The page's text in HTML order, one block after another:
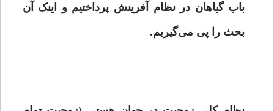
باب گیاهان در نظام آفرینش پرداختیم و اینک آن
بحث را پی می‌گیریم.